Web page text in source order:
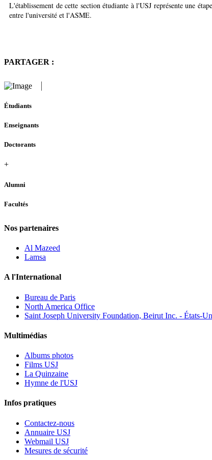
L'établissement de cette section étudiante à l'USJ représente une
entre l'université et l'ASME.
PARTAGER :
Étudiants
Enseignants
Doctorants
+
Alumni
Facultés
Nos partenaires
Al Mazeed
Lamsa
A l'International
Bureau de Paris
North America Office
Saint Joseph University Foundation, Beirut Inc. - États-
Multimédias
Albums photos
Films USJ
La Quinzaine
Hymne de l'USJ
Infos pratiques
Contactez-nous
Annuaire USJ
Webmail USJ
Mesures de sécurité